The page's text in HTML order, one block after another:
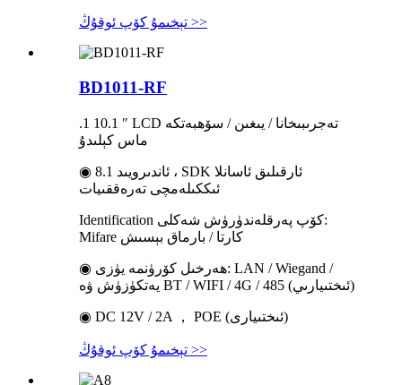
تېخىمۇ كۆپ ئوقۇڭ >>
BD1011-RF
.1 10.1 ″ LCD تەجرىبىخانا / يىغىن / سۆھبەتكە
ماس كېلىدۇ
◉ ئاندىرويىد 8.1 ، SDK ئارقىلىق ئاسانلا
ئىككىلەمچى تەرەققىيات
Identification كۆپ پەرقلەندۈرۈش شەكلى:
Mifare كارتا / بارماق بېسىش
◉ ھەرخىل كۆرۈنمە يۈزى: LAN / Wiegand /
يەتكۈزۈش ۋە BT / WIFI / 4G / 485 (ئىختىيارىي)
◉ DC 12V / 2A ， POE (ئىختىيارى)
تېخىمۇ كۆپ ئوقۇڭ >>